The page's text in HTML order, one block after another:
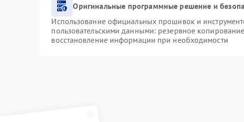
Оригинальные программные решение и
Использование официальных прошивок и
пользовательскими данными: резервное
восстановление информации при необходимости